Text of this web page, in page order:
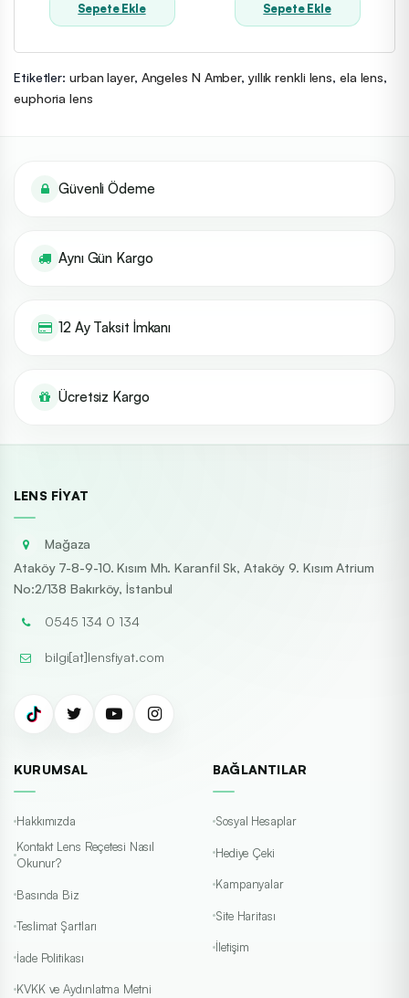
Sepete Ekle Sepete Ekle
Etiketler: urban layer, Angeles N Amber, yıllık renkli lens, ela lens,
euphoria lens
Güvenli Ödeme
Aynı Gün Kargo
12 Ay Taksit İmkanı
Ücretsiz Kargo
LENS FIYAT
Mağaza
Ataköy 7-8-9-10. Kısım Mh. Karanfil Sk, Ataköy 9. Kısım Atrium
No:2/138 Bakırköy, İstanbul
0545 134 0 134
bilgi[at]lensfiyat.com
KURUMSAL
Hakkımızda
Kontakt Lens Reçetesi Nasıl
Okunur?
Basında Biz
Teslimat Şartları
İade Politikası
KVKK ve Aydınlatma Metni
BAĞLANTILAR
Sosyal Hesaplar
Hediye Çeki
Kampanyalar
Site Haritası
İletişim